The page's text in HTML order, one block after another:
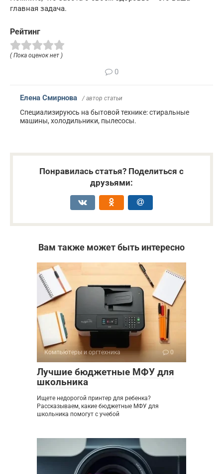
главная задача.
Рейтинг
( Пока оценок нет )
0
Елена Смирнова / автор статьи
Специализируюсь на бытовой технике: стиральные
машины, холодильники, пылесосы.
Понравилась статья? Поделиться с
друзьями:
Вам также может быть интересно
Компьютеры и оргтехника 0
Лучшие бюджетные МФУ для
школьника
Ищете недорогой принтер для ребенка?
Рассказываем, какие бюджетные МФУ для
школьника помогут с учебой